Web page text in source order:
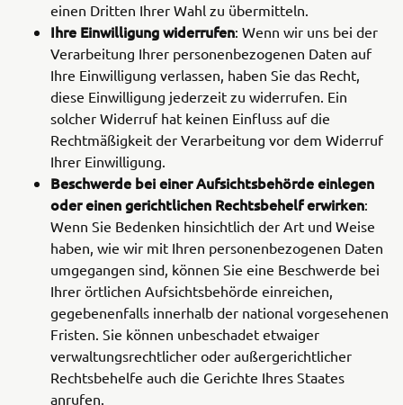
einen Dritten Ihrer Wahl zu übermitteln.
Ihre Einwilligung widerrufen: Wenn wir uns bei der
Verarbeitung Ihrer personenbezogenen Daten auf
Ihre Einwilligung verlassen, haben Sie das Recht,
diese Einwilligung jederzeit zu widerrufen. Ein
solcher Widerruf hat keinen Einfluss auf die
Rechtmäßigkeit der Verarbeitung vor dem Widerruf
Ihrer Einwilligung.
Beschwerde bei einer Aufsichtsbehörde einlegen
oder einen gerichtlichen Rechtsbehelf erwirken:
Wenn Sie Bedenken hinsichtlich der Art und Weise
haben, wie wir mit Ihren personenbezogenen Daten
umgegangen sind, können Sie eine Beschwerde bei
Ihrer örtlichen Aufsichtsbehörde einreichen,
gegebenenfalls innerhalb der national vorgesehenen
Fristen. Sie können unbeschadet etwaiger
verwaltungsrechtlicher oder außergerichtlicher
Rechtsbehelfe auch die Gerichte Ihres Staates
anrufen.